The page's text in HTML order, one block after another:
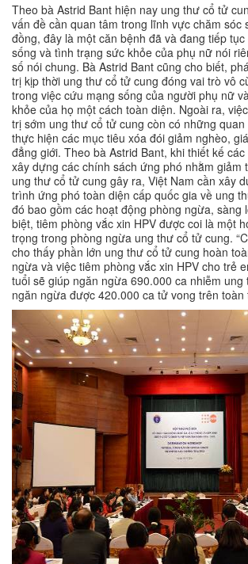
Theo bà Astrid Bant hiện nay ung thư cổ tử
vấn đề cần quan tâm trong lĩnh vực chăm sóc
đồng, đây là một căn bệnh đã và đang tiếp
sống và tình trạng sức khỏe của phụ nữ nói
số nói chung. Bà Astrid Bant cũng cho biết,
trị kịp thời ung thư cổ tử cung đóng vai trò vô
trong việc cứu mạng sống của người phụ nữ
khỏe của họ một cách toàn diện. Ngoài ra,
trị sớm ung thư cổ tử cung còn có những
thực hiện các mục tiêu xóa đói giảm nghèo,
đẳng giới. Theo bà Astrid Bant, khi thiết kế
xây dựng các chính sách ứng phó nhằm giảm
ung thư cổ tử cung gây ra, Việt Nam cần xây
trình ứng phó toàn diện cấp quốc gia về ung
đó bao gồm các hoạt động phòng ngừa, sàng
biệt, tiêm phòng vắc xin HPV được coi là một
trọng trong phòng ngừa ung thư cổ tử cung.
cho thấy phần lớn ung thư cổ tử cung hoàn
ngừa và việc tiêm phòng vắc xin HPV cho trẻ
tuổi sẽ giúp ngăn ngừa 690.000 ca nhiễm
ngăn ngừa được 420.000 ca tử vong trên toàn